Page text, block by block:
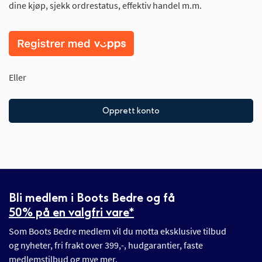
dine kjøp, sjekk ordrestatus, effektiv handel m.m.
Eller
Opprett konto
Bli medlem i Boots Bedre og få
50% på en valgfri vare*
Som Boots Bedre medlem vil du motta eksklusive tilbud
og nyheter, fri frakt over 399,-, hudgarantier, faste
medlemstilbud og mye mer.